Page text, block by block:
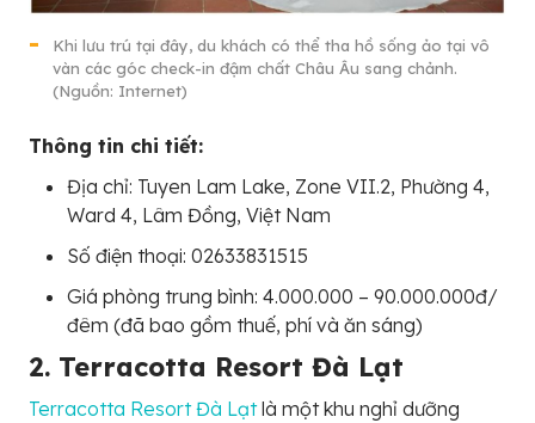
Khi lưu trú tại đây, du khách có thể tha hồ sống ảo tại vô
vàn các góc check-in đậm chất Châu Âu sang chảnh.
(Nguồn: Internet)
Thông tin chi tiết:
Địa chỉ: Tuyen Lam Lake, Zone VII.2, Phường 4,
Ward 4, Lâm Đồng, Việt Nam
Số điện thoại: 02633831515
Giá phòng trung bình: 4.000.000 – 90.000.000đ/
đêm (đã bao gồm thuế, phí và ăn sáng)
2. Terracotta Resort Đà Lạt
Terracotta Resort Đà Lạtlà một khu nghỉ dưỡng